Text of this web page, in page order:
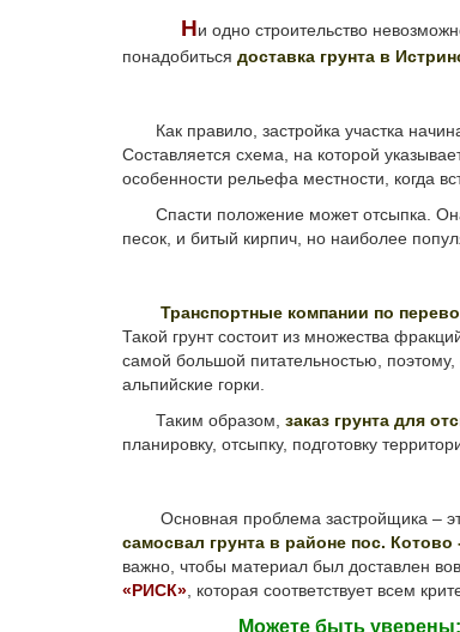
Ни одно строительство
понадобиться доставка грунта в
Как правило, застройка участка
Составляется схема, на которой
особенности рельефа местности, когда
Спасти положение может отсыпка. Она
песок, и битый кирпич, но наиболее
Транспортные компании по
Такой грунт состоит из множества
самой большой питательностью,
альпийские горки.
Таким образом, заказ грунта для
планировку, отсыпку, подготовку
Основная проблема застройщика – это
самосвал грунта в районе пос.
важно, чтобы материал был доставлен
«РИСК» , которая соответствует всем
Можете быть